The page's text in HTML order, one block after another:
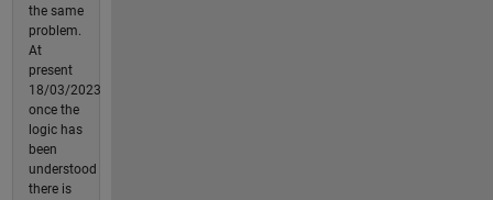
the same
problem.
At
present
18/03/2023
once the
logic has
been
understood
there is